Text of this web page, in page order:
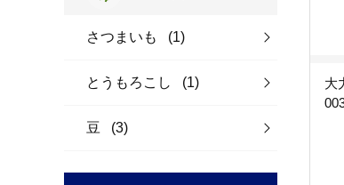
さつまいも (1)
とうもろこし (1)
豆 (3)
大